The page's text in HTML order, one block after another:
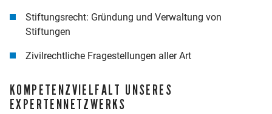
Stiftungsrecht: Gründung und Verwaltung von
Stiftungen
Zivilrechtliche Fragestellungen aller Art
KOMPETENZVIELFALT UNSERES
EXPERTENNETZWERKS